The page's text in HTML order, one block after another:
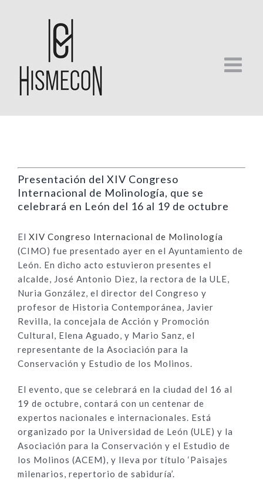
Presentación del XIV Congreso
Internacional de Molinología, que se
celebrará en León del 16 al 19 de octubre
El XIV Congreso Internacional de Molinología
(CIMO) fue presentado ayer en el Ayuntamiento de
León. En dicho acto estuvieron presentes el
alcalde, José Antonio Diez, la rectora de la ULE,
Nuria González, el director del Congreso y
profesor de Historia Contemporánea, Javier
Revilla, la concejala de Acción y Promoción
Cultural, Elena Aguado, y Mario Sanz, el
representante de la Asociación para la
Conservación y Estudio de los Molinos.
El evento, que se celebrará en la ciudad del 16 al
19 de octubre, contará con un centenar de
expertos nacionales e internacionales. Está
organizado por la Universidad de León (ULE) y la
Asociación para la Conservación y el Estudio de
los Molinos (ACEM), y lleva por título ‘Paisajes
milenarios, repertorio de sabiduría’.